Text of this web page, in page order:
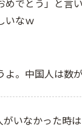
いなｗ
よ。中国人は数
がいなかった時